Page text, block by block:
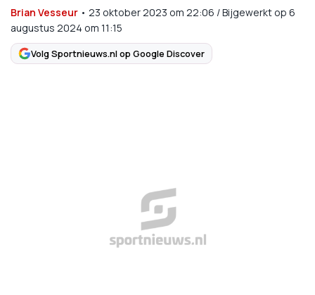
Brian Vesseur • 23 oktober 2023 om 22:06 /Bijgewerkt op 6
augustus 2024 om 11:15
Volg Sportnieuws.nl op Google Discover